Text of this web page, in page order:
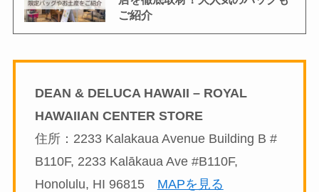
ご紹介
DEAN & DELUCA HAWAII – ROYAL
HAWAIIAN CENTER STORE
住所：2233 Kalakaua Avenue Building B #
B110F, 2233 Kalākaua Ave #B110F,
Honolulu, HI 96815 MAPを見る